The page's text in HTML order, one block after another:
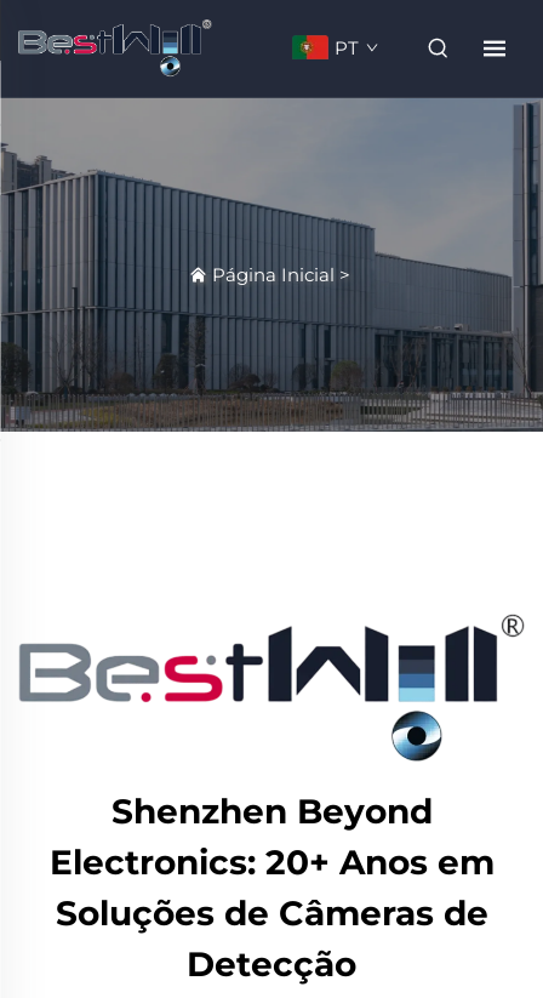
PT
Página Inicial >
Shenzhen Beyond
Electronics: 20+ Anos em
Soluções de Câmeras de
Detecção